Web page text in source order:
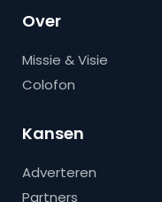
Over
Missie & Visie
Colofon
Kansen
Adverteren
Partners